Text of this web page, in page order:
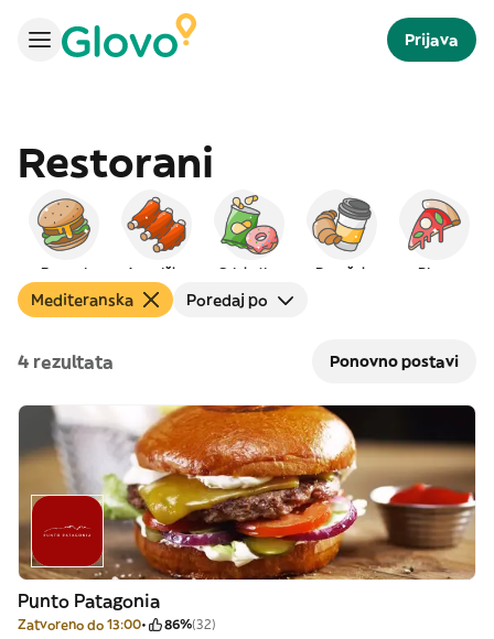
Prijava
Restorani
Burgeri Američka Grickalice Doručak Pizza
Mediteranska Poredaj po
4 rezultata Ponovno postavi
Punto Patagonia
Zatvoreno do 13:00 86%(32)